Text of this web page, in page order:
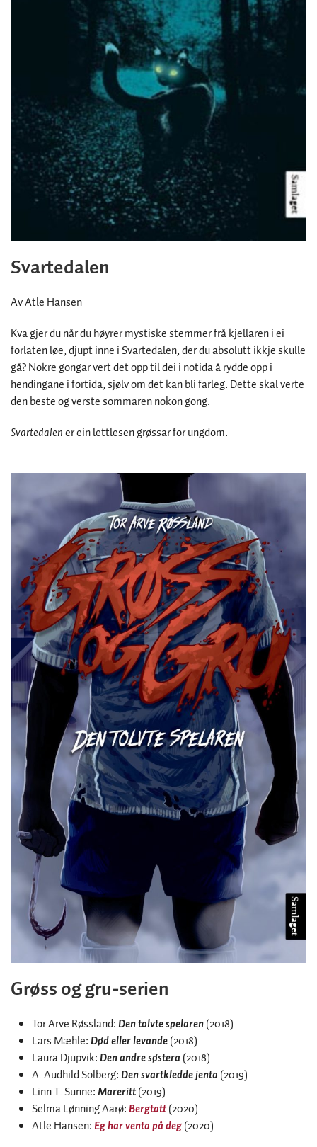
Svartedalen
Av Atle Hansen
Kva gjer du når du høyrer mystiske stemmer frå kjellaren i ei
forlaten løe, djupt inne i Svartedalen, der du absolutt ikkje skulle
gå? Nokre gongar vert det opp til dei i notida å rydde opp i
hendingane i fortida, sjølv om det kan bli farleg. Dette skal verte
den beste og verste sommaren nokon gong.
Svartedalener ein lettlesen grøssar for ungdom.
Grøss og gru-serien
Tor Arve Røssland:Den tolvte spelaren(2018)
Lars Mæhle:Død eller levande(2018)
Laura Djupvik:Den andre søstera (2018)
A. Audhild Solberg:Den svartkledde jenta (2019)
Linn T. Sunne:Mareritt(2019)
Selma Lønning Aarø:Bergtatt(2020)
Atle Hansen:Eg har venta på deg(2020)